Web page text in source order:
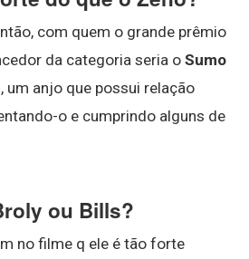
com quem o grande prêmio
da categoria seria oSumo
um anjo que possui relação
o e cumprindo alguns de
ou Bills?
no filme q ele é tão forte